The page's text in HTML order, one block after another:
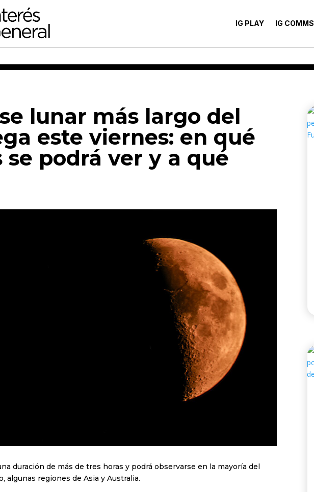
IG PLAY IG COMMS
lunar más largo del
este viernes: en qué
se podrá ver y a qué
duración de más de tres horas y podrá observarse en la mayoría del
algunas regiones de Asia y Australia.